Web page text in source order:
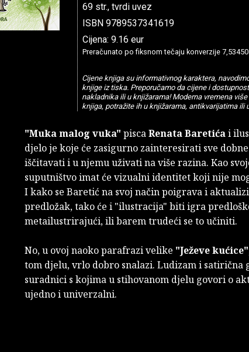
69 str., tvrdi uvez
ISBN 9789537341619
Cijena: 9.16 eur
Preračunato po fiksnom tečaju konverzije
Cijene knjiga su informativnog karaktera,
knjige iz tiska. Preporučamo da cijene i
nakladnika ili u knjižarama! Moderna vremena
knjiga, potražite ih u knjižarama, antikvarijatima ili
"Muka malog vuka" piscaRenata Baretićai
djelo je koje će zasigurno zainteresirati sve
iščitavati i u njemu uživati na više razina. Kao
suputništvo imat će vizualni identitet koji nije
I kako se Baretić na svoj način poigrava i
predložak, tako će i "ilustracija" biti igra
metailustrirajući, ili barem trudeći se to učiniti.
No, u ovoj naoko parafrazi velike "Ježeve kućice"
tom djelu, vrlo dobro snalazi. Ludizam i satirična
suradnici s kojima u stihovanom djelu govori o
ujedno i univerzalni.